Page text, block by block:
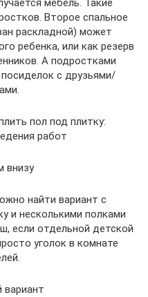
мебель. Такие
Второе спальное
раскладной) может
ребенка, или как резерв
А подростками
с друзьями/
пол под плитку:
работ
внизу
найти вариант с
и несколькими полками
если отдельной детской
уголок в комнате
вариант